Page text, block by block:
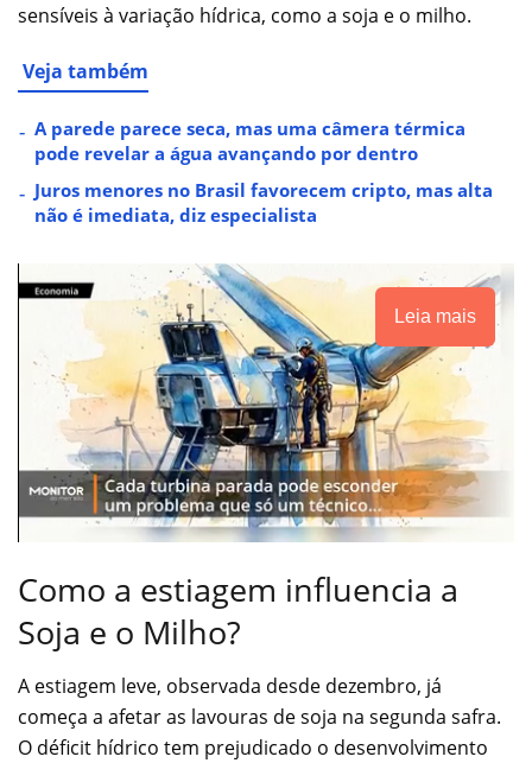
sensíveis à variação hídrica, como a soja e o milho.
Veja também
A parede parece seca, mas uma câmera térmica
pode revelar a água avançando por dentro
Juros menores no Brasil favorecem cripto, mas alta
não é imediata, diz especialista
Leia mais
Como a estiagem influencia a
Soja e o Milho?
A estiagem leve, observada desde dezembro, já
começa a afetar as lavouras de soja na segunda safra.
O déficit hídrico tem prejudicado o desenvolvimento